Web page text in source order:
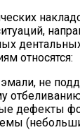
относятся:
не
дефекты